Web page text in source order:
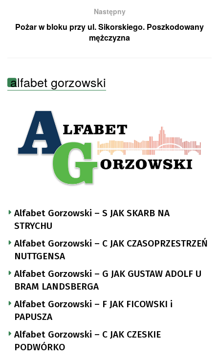
Następny
Pożar w bloku przy ul. Sikorskiego. Poszkodowany
mężczyzna
alfabet gorzowski
Alfabet Gorzowski – S JAK SKARB NA
STRYCHU
Alfabet Gorzowski – C JAK CZASOPRZESTRZEŃ
NUTTGENSA
Alfabet Gorzowski – G JAK GUSTAW ADOLF U
BRAM LANDSBERGA
Alfabet Gorzowski – F JAK FICOWSKI i
PAPUSZA
Alfabet Gorzowski – C JAK CZESKIE
PODWÓRKO